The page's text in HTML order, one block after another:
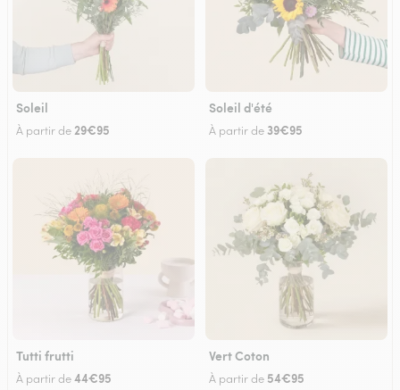
Soleil
À partir de 29€95
Soleil d'été
À partir de 39€95
Tutti frutti
À partir de44€95
Vert Coton
À partir de 54€95